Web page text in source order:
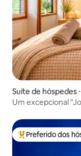
Suíte de hóspedes
Um excepcional
Entre os melhores
Preferido dos